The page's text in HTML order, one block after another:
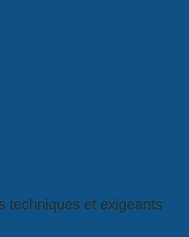
techniques et exigeants